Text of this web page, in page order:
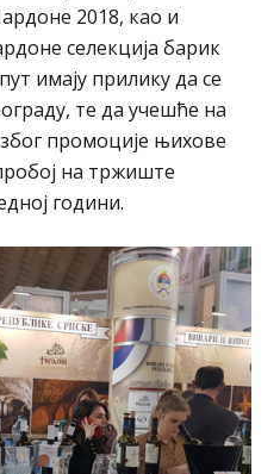
2018, као и
селекција барик
имају прилику да се
те да учешће на
промоције њихове
на тржиште
години.